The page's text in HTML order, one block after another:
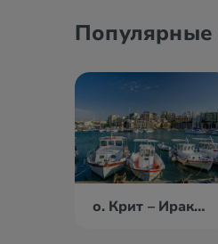
Популярные
о. Крит – Ираклион